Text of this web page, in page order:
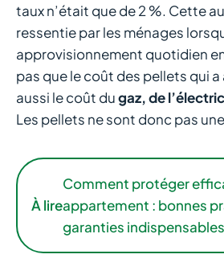
taux n’était que de 2 %. Cette
ressentie par les ménages
approvisionnement quotidien en
pas que le coût des pellets qui
aussi le coût dugaz, de
Les pellets ne sont donc pas
À lire
Comment protéger
appartement : bonnes
garanties indispensables